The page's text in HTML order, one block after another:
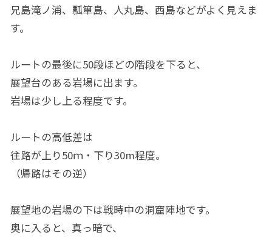
兄島滝ノ浦、瓢箪島、人丸島、西島などがよく見えま
す。
ルートの最後に50段ほどの階段を下ると、
展望台のある岩場に出ます。
岩場は少し上る程度です。
ルートの高低差は
往路が上り50ｍ・下り30m程度。
（帰路はその逆）
展望地の岩場の下は戦時中の洞窟陣地です。
奥に入ると、真っ暗で、